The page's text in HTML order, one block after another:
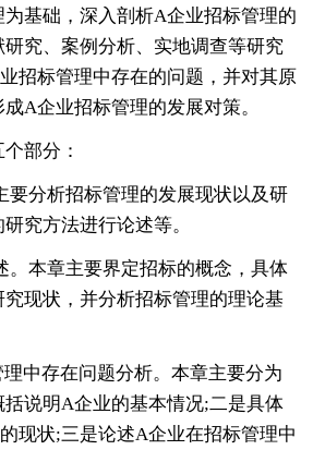
基础，深入剖析A企业招标管理的
究、案例分析、实地调查等研究
招标管理中存在的问题，并对其原
A企业招标管理的发展对策。
部分：
要分析招标管理的发展现状以及研
究方法进行论述等。
。本章主要界定招标的概念，具体
现状，并分析招标管理的理论基
中存在问题分析。本章主要分为
说明A企业的基本情况;二是具体
现状;三是论述A企业在招标管理中